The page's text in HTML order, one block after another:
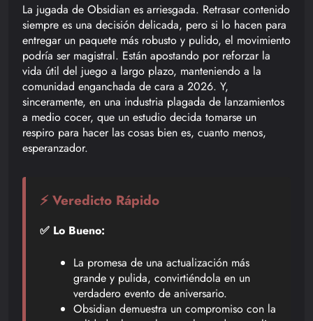
La jugada de Obsidian es arriesgada. Retrasar contenido
siempre es una decisión delicada, pero si lo hacen para
entregar un paquete más robusto y pulido, el movimiento
podría ser magistral. Están apostando por reforzar la
vida útil del juego a largo plazo, manteniendo a la
comunidad enganchada de cara a 2026. Y,
sinceramente, en una industria plagada de lanzamientos
a medio cocer, que un estudio decida tomarse un
respiro para hacer las cosas bien es, cuanto menos,
esperanzador.
⚡ Veredicto Rápido
✅ Lo Bueno:
La promesa de una actualización más
grande y pulida, convirtiéndola en un
verdadero evento de aniversario.
Obsidian demuestra un compromiso con la